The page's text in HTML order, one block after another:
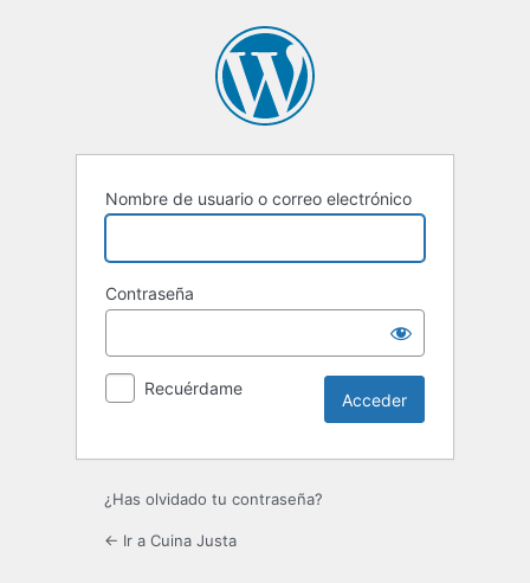
Nombre de usuario o correo electrónico
Contraseña
Recuérdame
¿Has olvidado tu contraseña?
← Ir a Cuina Justa